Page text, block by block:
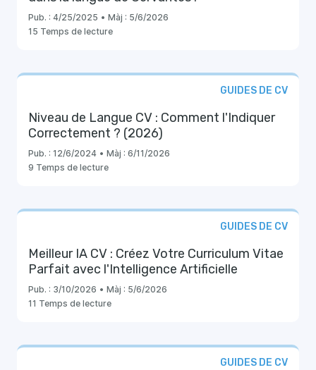
Pub. : 4/25/2025 • Màj : 5/6/2026
15 Temps de lecture
GUIDES DE CV
Niveau de Langue CV : Comment l'Indiquer
Correctement ? (2026)
Pub. : 12/6/2024 • Màj : 6/11/2026
9 Temps de lecture
GUIDES DE CV
Meilleur IA CV : Créez Votre Curriculum Vitae
Parfait avec l'Intelligence Artificielle
Pub. : 3/10/2026 • Màj : 5/6/2026
11 Temps de lecture
GUIDES DE CV